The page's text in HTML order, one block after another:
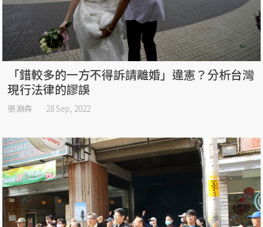
「錯較多的一方不得訴請離婚」違憲？分析台灣
現行法律的謬誤
張淵森 28 Sep, 2022